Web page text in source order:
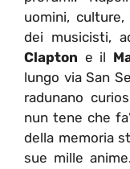
uomini,
dei musicisti,
Clapton e il
lungo via San
radunano
nun tene che
della memoria
sue mille